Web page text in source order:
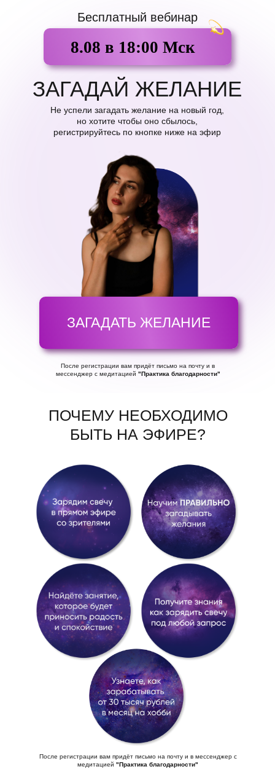
ЗАГАДАЙ ЖЕЛАНИЕ
Не успели загадать желание на новый год,
но хотите чтобы оно сбылось,
регистрируйтесь по кнопке ниже на эфир
Бесплатный вебинар
После регистрации вам придёт письмо на почту и в
мессенджер с медитацией "Практика благодарности"
ЗАГАДАТЬ ЖЕЛАНИЕ
8.08 в 18:00 Мск
ПОЧЕМУ НЕОБХОДИМО
БЫТЬ НА ЭФИРЕ?
После регистрации вам придёт письмо на почту и в мессенджер с
медитацией "Практика благодарности"